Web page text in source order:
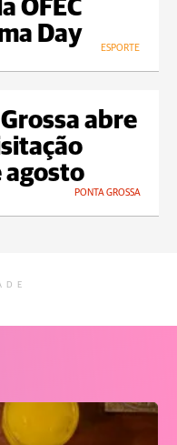
OFEC
Day
ESPORTE
abre
agosto
PONTA GROSSA